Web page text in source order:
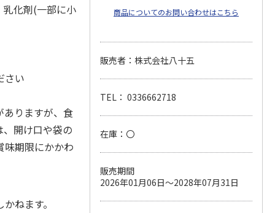
化剤(一部に小
さい
りますが、食
開け口や袋の
期限にかかわ
ねます。
商品についてのお問い合わせはこちら
販売者：株式会社八十五
TEL： 0336662718
在庫：〇
販売期間
2026年01月06日～2028年07月31日